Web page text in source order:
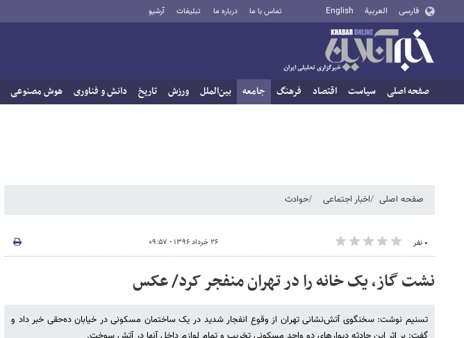
فارسی العربية English تماس با ما درباره ما تبلیغات آرشیو
صفحه اصلی سیاست اقتصاد فرهنگ جامعه بین‌الملل ورزش تاریخ دانش و فناوری هوش مصنوعی
صفحه اصلی اخبار اجتماعی حوادث
۰ نفر ۲۶ خرداد ۱۳۹۶ - ۰۹:۵۷
نشت گاز، یک خانه را در تهران منفجر کرد/ عکس
تسنیم نوشت: سخنگوی آتش‌نشانی تهران از وقوع انفجار شدید در یک ساختمان مسکونی در خیابان ده‌حقی خبر داد و